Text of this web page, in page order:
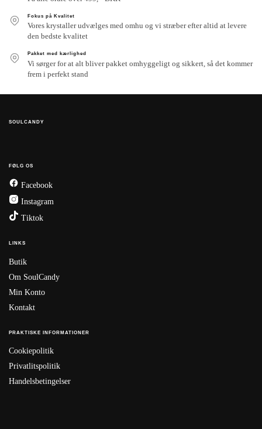
Fokus på Kvalitet
Vores krystaller udvælges med omhu og vi stræber efter altid at levere
den bedste kvalitet
Pakket med kærlighed
Vi sørger for at alt bliver pakket omhyggeligt og sikkert, så det kommer
frem i perfekt stand
SOULCANDY
FØLG OS
Facebook
Instagram
Tiktok
LINKS
Butik
Om SoulCandy
Min Konto
Kontakt
PRAKTISKE INFORMATIONER
Cookiepolitik
Privatlitspolitik
Handelsbetingelser